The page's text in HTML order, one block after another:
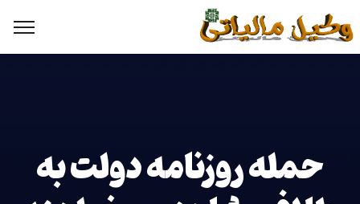
حمله روزنامه دولت به